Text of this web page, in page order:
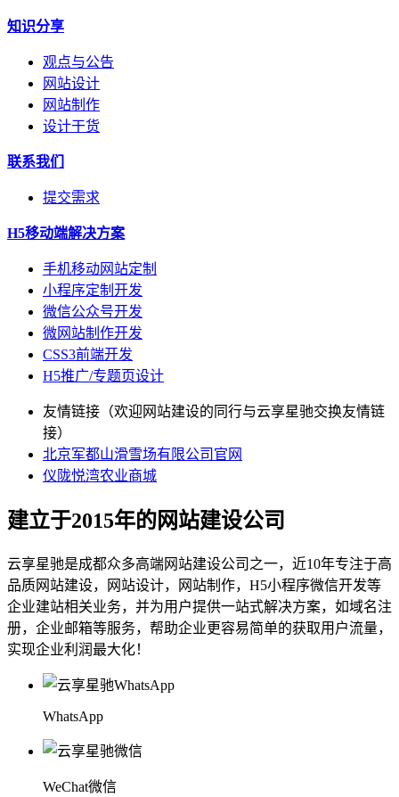
知识分享
观点与公告
网站设计
网站制作
设计干货
联系我们
提交需求
H5移动端解决方案
手机移动网站定制
小程序定制开发
微信公众号开发
微网站制作开发
CSS3前端开发
H5推广/专题页设计
友情链接（欢迎网站建设的同行与云享星驰交换友情链
接）
北京军都山滑雪场有限公司官网
仪陇悦湾农业商城
建立于2015年的网站建设公司
云享星驰是成都众多高端网站建设公司之一，近10年专注于高
品质网站建设，网站设计，网站制作，H5小程序微信开发等
企业建站相关业务，并为用户提供一站式解决方案，如域名注
册，企业邮箱等服务，帮助企业更容易简单的获取用户流量，
实现企业利润最大化！
WhatsApp
WeChat微信